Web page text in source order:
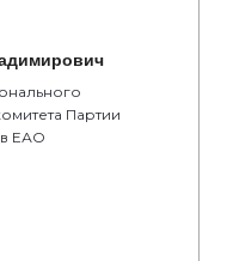
Партии
ЕАО